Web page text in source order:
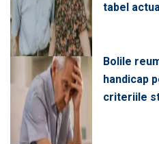
tabel
Bolile
handicap
criteriile